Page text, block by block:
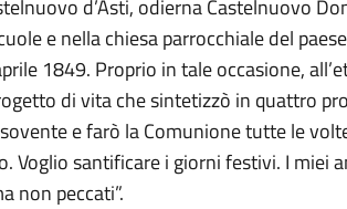
d’Asti, odierna Castelnuovo
e nella chiesa parrocchiale del paese
1849. Proprio in tale occasione,
di vita che sintetizzò in quattro
e farò la Comunione tutte le
Voglio santificare i giorni festivi. I miei
non peccati”.